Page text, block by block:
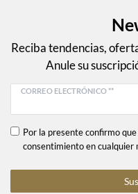
Reciba tendencias,
Anule su
CORREO ELECTRÓNICO **
Por la presente confirmo
consentimiento en cualquier